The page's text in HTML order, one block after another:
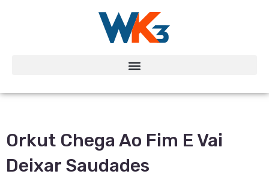
Orkut Chega Ao Fim E Vai
Deixar Saudades